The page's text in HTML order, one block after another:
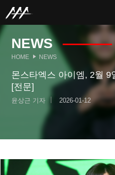
NEWS
HOME NEWS
몬스타엑스 아이엠, 2월 9
[전문]
윤상근 기자 2026-01-12